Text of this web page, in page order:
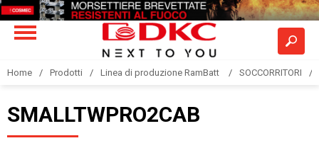
Home Prodotti Linea di produzione RamBatt SOCCORRITORI
SMALLTWPRO2CAB